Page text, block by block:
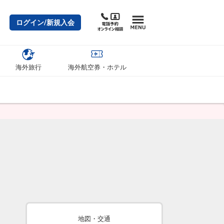
ログイン/新規入会
海外旅行 海外航空券・ホテル
地図・交通